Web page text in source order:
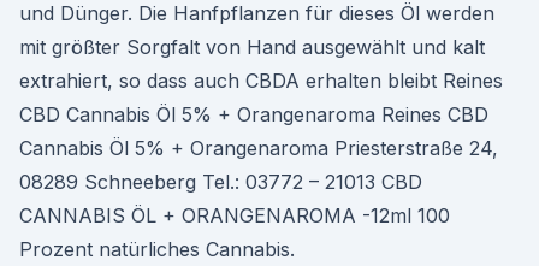
und Dünger. Die Hanfpflanzen für dieses Öl werden
mit größter Sorgfalt von Hand ausgewählt und kalt
extrahiert, so dass auch CBDA erhalten bleibt Reines
CBD Cannabis Öl 5% + Orangenaroma Reines CBD
Cannabis Öl 5% + Orangenaroma Priesterstraße 24,
08289 Schneeberg Tel.: 03772 – 21013 CBD
CANNABIS ÖL + ORANGENAROMA -12ml 100
Prozent natürliches Cannabis.